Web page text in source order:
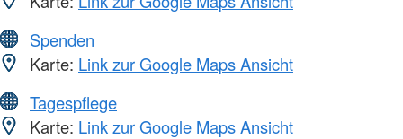
Spenden
Karte: Link zur Google Maps Ansicht
Tagespflege
Karte: Link zur Google Maps Ansicht